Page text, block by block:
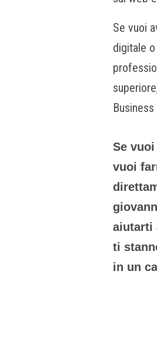
Se vuoi
digitale
Se
vuoi
aiutarti
ti
in un